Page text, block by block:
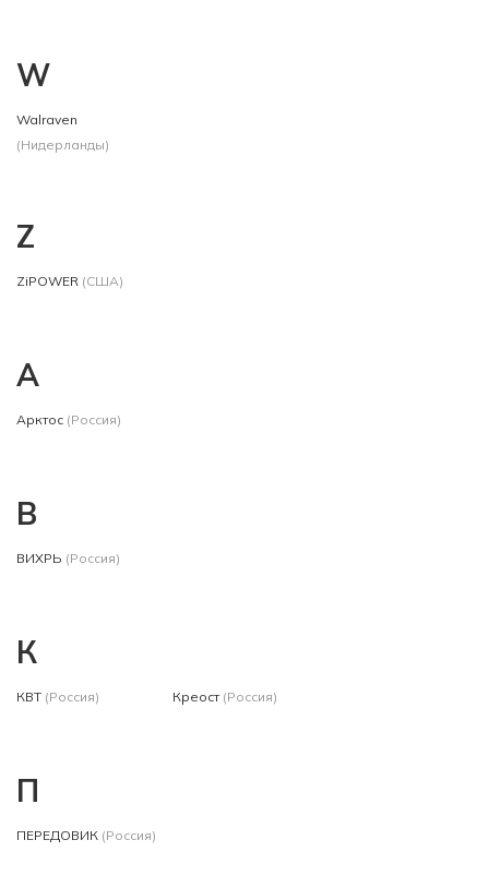
W
Walraven
(Нидерланды)
Z
ZiPOWER (США)
А
Арктос (Россия)
В
ВИХРЬ (Россия)
К
КВТ (Россия) Креост (Россия)
П
ПЕРЕДОВИК (Россия)